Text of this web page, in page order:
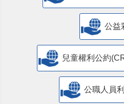
公益
兒童權利公約
公職人員